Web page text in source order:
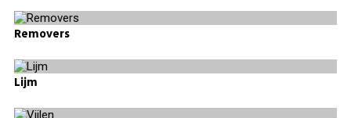
Removers
Lijm